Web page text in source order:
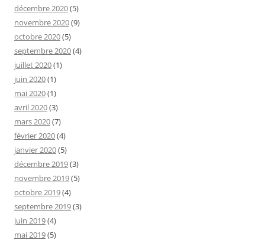
décembre 2020(5)
novembre 2020(9)
octobre 2020(5)
septembre 2020(4)
juillet 2020(1)
juin 2020(1)
mai 2020(1)
avril 2020(3)
mars 2020(7)
février 2020(4)
janvier 2020(5)
décembre 2019(3)
novembre 2019(5)
octobre 2019(4)
septembre 2019(3)
juin 2019(4)
mai 2019(5)